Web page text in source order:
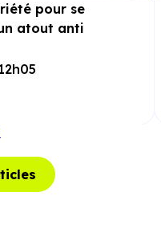
pour se
atout anti